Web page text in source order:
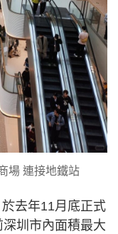
場 連接地鐵站
去年11月底正式
圳市內面積最大